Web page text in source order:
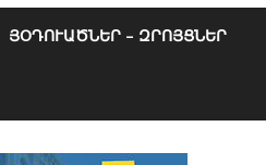
ՅՕԴՈՒԱԾՆԵՐ – ԶՐՈՅՑՆԵՐ